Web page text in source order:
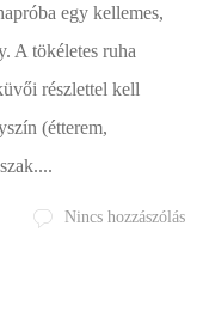
egy kellemes,
A tökéletes ruha
részlettel kell
(étterem,
Nincs hozzászólás